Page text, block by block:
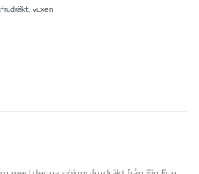
vuxen